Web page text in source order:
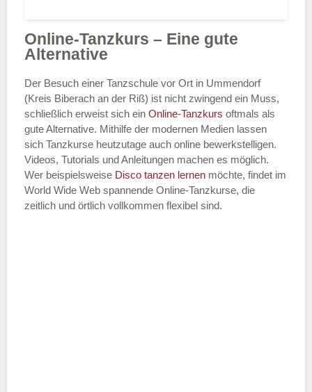
Online-Tanzkurs – Eine gute
Alternative
Der Besuch einer Tanzschule vor Ort in Ummendorf
(Kreis Biberach an der Riß) ist nicht zwingend ein Muss,
schließlich erweist sich ein Online-Tanzkurs oftmals als
gute Alternative. Mithilfe der modernen Medien lassen
sich Tanzkurse heutzutage auch online bewerkstelligen.
Videos, Tutorials und Anleitungen machen es möglich.
Wer beispielsweise Disco tanzen lernen möchte, findet im
World Wide Web spannende Online-Tanzkurse, die
zeitlich und örtlich vollkommen flexibel sind.